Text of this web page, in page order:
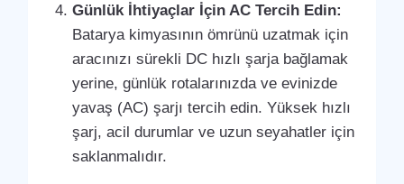
Günlük İhtiyaçlar İçin AC Tercih Edin:
Batarya kimyasının ömrünü uzatmak için
aracınızı sürekli DC hızlı şarja bağlamak
yerine, günlük rotalarınızda ve evinizde
yavaş (AC) şarjı tercih edin. Yüksek hızlı
şarj, acil durumlar ve uzun seyahatler için
saklanmalıdır.